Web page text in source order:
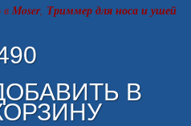
вMoser, Триммер для носа и ушей
В